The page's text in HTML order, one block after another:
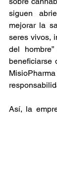
siguen
mejorar la
seres vivos,
del
beneficiarse
Así, la